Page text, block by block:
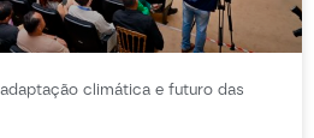
climática e futuro das